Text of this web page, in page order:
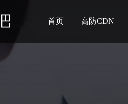
首页 高防CDN